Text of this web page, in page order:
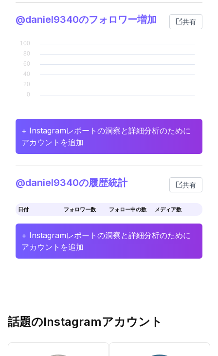
@daniel9340のフォロワー増加 共有
+ Instagramレポートの洞察と詳細分析のために
アカウントを追加
@daniel9340の履歴統計 共有
日付 フォロワー数 フォロー中の数 メディア数
+ Instagramレポートの洞察と詳細分析のために
アカウントを追加
話題のInstagramアカウント